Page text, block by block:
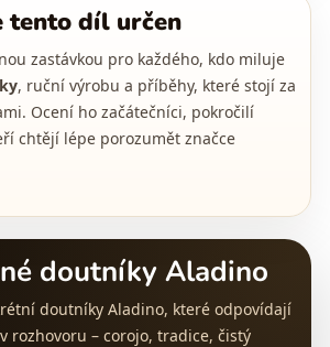
tento díl určen
zastávkou pro každého, kdo miluje
, ruční výrobu a příběhy, které stojí za
Ocení ho začátečníci, pokročilí
chtějí lépe porozumět značce
doutníky Aladino
doutníky Aladino, které odpovídají
rozhovoru – corojo, tradice, čistý